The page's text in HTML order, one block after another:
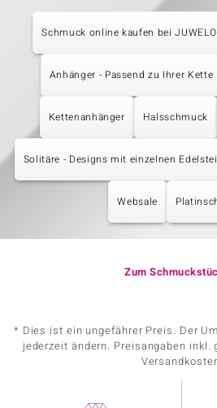
Schmuck online kaufen bei JUWELO
Anhänger - Passend zu Ihrer Kette
Kettenanhänger Halsschmuck
Solitäre - Designs mit einzelnen
Websale
Zum
* Dies ist ein ungefährer Preis. Der
jederzeit ändern. Preisangaben inkl.